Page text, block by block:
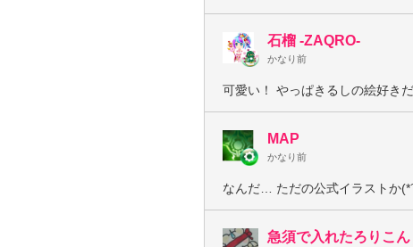
石榴 -ZAQRO-
かなり前
可愛い！ やっぱきるしの絵好き
MAP
かなり前
なんだ… ただの公式イラストか
急須で入れたろりこん